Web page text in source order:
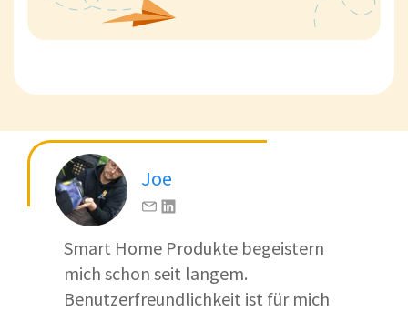
Joe
Smart Home Produkte begeistern
mich schon seit langem.
Benutzerfreundlichkeit ist für mich